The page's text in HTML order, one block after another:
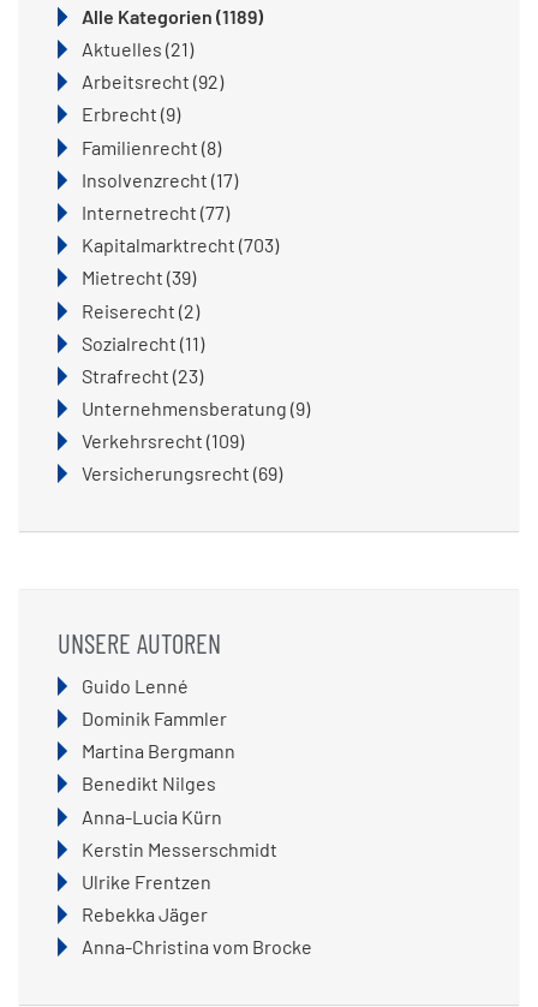
Alle Kategorien (1189)
Aktuelles (21)
Arbeitsrecht (92)
Erbrecht (9)
Familienrecht (8)
Insolvenzrecht (17)
Internetrecht (77)
Kapitalmarktrecht (703)
Mietrecht (39)
Reiserecht (2)
Sozialrecht (11)
Strafrecht (23)
Unternehmensberatung (9)
Verkehrsrecht (109)
Versicherungsrecht (69)
UNSERE AUTOREN
Navigation
überspringen
Guido Lenné
Dominik Fammler
Martina Bergmann
Benedikt Nilges
Anna-Lucia Kürn
Kerstin Messerschmidt
Ulrike Frentzen
Rebekka Jäger
Anna-Christina vom Brocke